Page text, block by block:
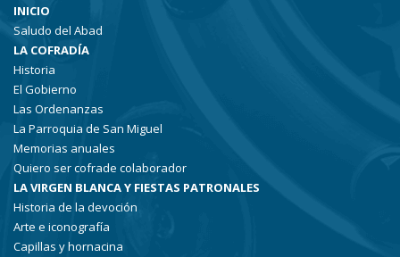
INICIO
Saludo del Abad
LA COFRADÍA
Historia
El Gobierno
Las Ordenanzas
La Parroquia de San Miguel
Memorias anuales
Quiero ser cofrade colaborador
LA VIRGEN BLANCA Y FIESTAS PATRONALES
Historia de la devoción
Arte e iconografía
Capillas y hornacina